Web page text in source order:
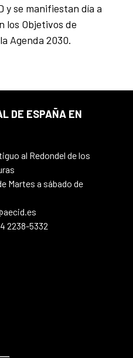
y se manifiestan día a
los Objetivos de
Agenda 2030.
DE ESPAÑA EN
al Redondel de los
Martes a sábado de
2238-5332